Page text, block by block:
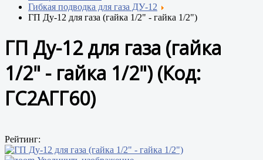
Гибкая подводка для газа ДУ-12
ГП Ду-12 для газа (гайка 1/2" - гайка 1/2")
ГП Ду-12 для газа (гайка
1/2" - гайка 1/2") (Код:
ГС2АГГ60)
Рейтинг: